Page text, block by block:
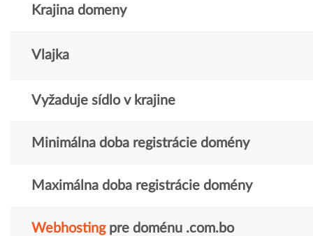
Krajina domeny
Vlajka
Vyžaduje sídlo v krajine
Minimálna doba registrácie domény
Maximálna doba registrácie domény
Webhostingpre doménu .com.bo